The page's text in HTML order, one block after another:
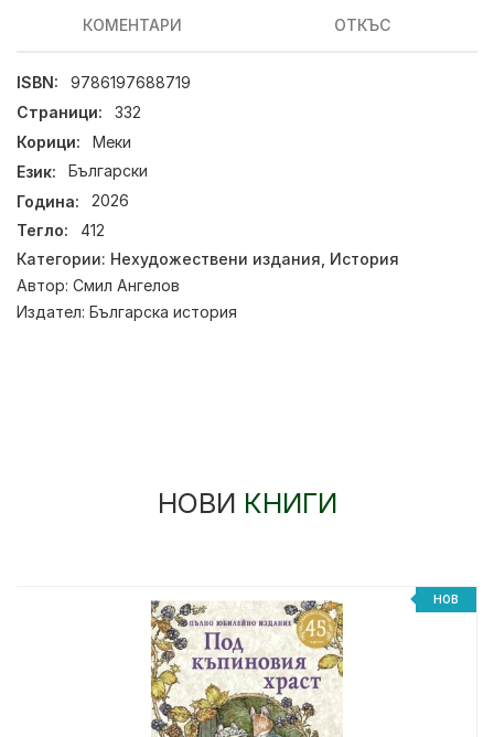
КОМЕНТАРИ ОТКЪС
ISBN:
9786197688719
Страници:
332
Корици:
Меки
Език:
Български
Година:
2026
Тегло:
412
Категории: Нехудожествени издания История
Автор: Смил Ангелов
Издател: Българска история
НОВИ КНИГИ
НОВ